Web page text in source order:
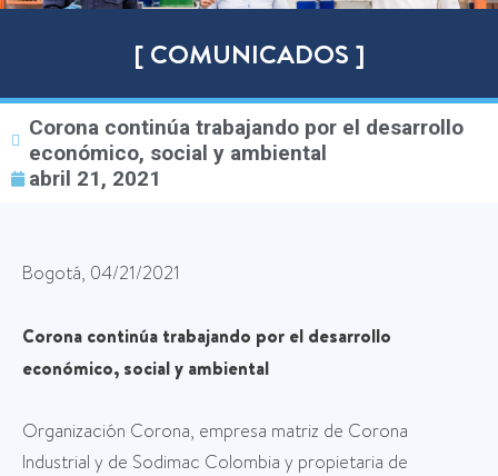
[ COMUNICADOS ]
Corona continúa trabajando por el desarrollo
económico, social y ambiental
abril 21, 2021
Bogotá, 04/21/2021
Corona continúa trabajando por el desarrollo
económico, social y ambiental
Organización Corona, empresa matriz de Corona
Industrial y de Sodimac Colombia y propietaria de